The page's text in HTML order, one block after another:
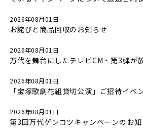
2026年08月01日
お詫びと商品回収のお知らせ
2026年08月01日
万代を舞台にしたテレビCM・第3弾が
2026年08月01日
「宝塚歌劇花組貸切公演」ご招待イベ
2026年08月01日
第3回万代ゲンコツキャンペーンのお知